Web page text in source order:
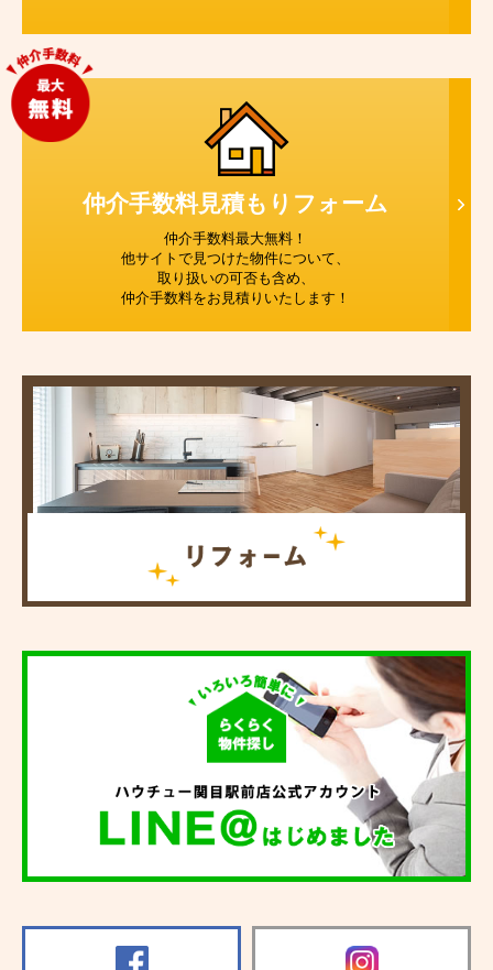
仲介手数料見積もり フォーム
仲介手数料最大無料！
他サイトで見つけた物件について、
取り扱いの可否も含め、
仲介手数料をお見積りいたします！